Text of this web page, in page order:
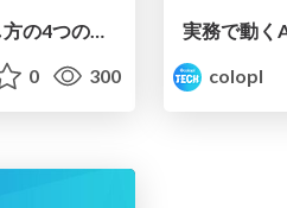
Claude Code 再入門 会話の渡し方の4つの道具 - Claude Codeスキル・ハーネス社内勉強会
0 300
colopl